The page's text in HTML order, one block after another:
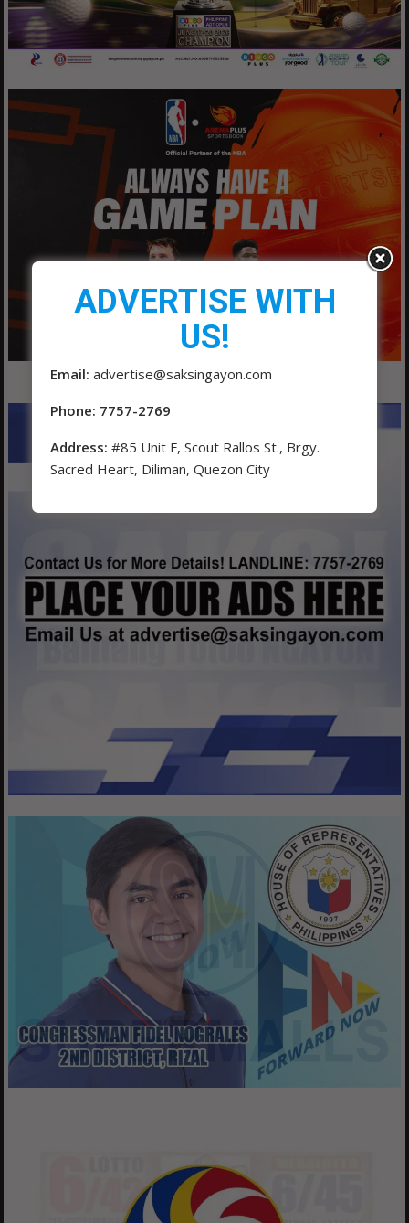
ADVERTISE WITH
US!
Email: advertise@saksingayon.com
Phone: 7757-2769
Address: #85 Unit F, Scout Rallos St., Brgy.
Sacred Heart, Diliman, Quezon City